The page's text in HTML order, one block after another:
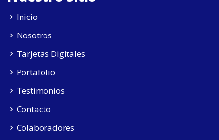
Inicio
Nosotros
Tarjetas Digitales
Portafolio
Testimonios
Contacto
Colaboradores